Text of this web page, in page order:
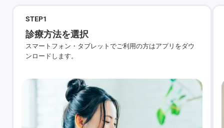
STEP1
診療方法を選択
スマートフォン・タブレットでご利用の方はアプリをダウ
ンロードします。